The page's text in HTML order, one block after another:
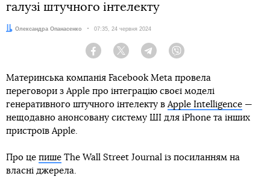
галузі штучного інтелекту
Автор:
Олександра Опанасенко Дата:
07:35, 24 червня 2024
Facebook Twitter Telegram
Материнська компанія Facebook Meta провела
переговори з Apple про інтеграцію своєї моделі
генеративного штучного інтелекту в Apple Intelligence —
нещодавно анонсовану систему ШІ для iPhone та інших
пристроїв Apple.
Про це пише The Wall Street Journal із посиланням на
власні джерела.